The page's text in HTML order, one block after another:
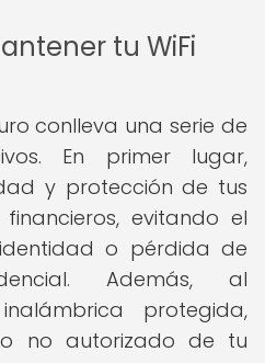
tu WiFi
conlleva una serie de
En primer lugar,
y protección de tus
evitando el
o pérdida de
Además, al
protegida,
no autorizado de tu